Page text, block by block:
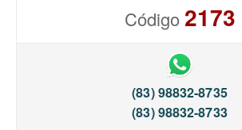
Código2173
(83) 98832-8735
(83) 98832-8733